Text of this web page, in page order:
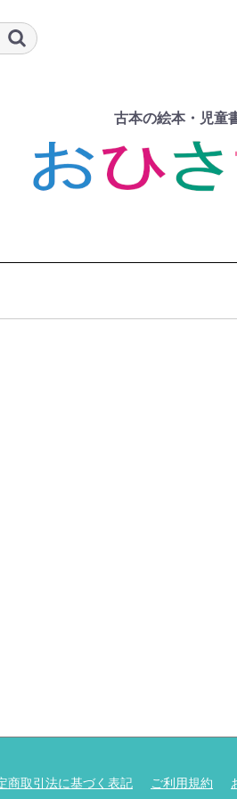
古本の絵本・児童
商取引法に基づく表記 ご利用規約